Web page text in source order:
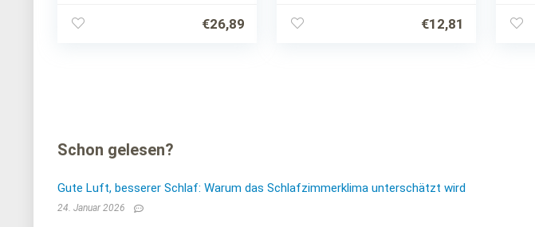
€26,89
€12,81
Schon gelesen?
Gute Luft, besserer Schlaf: Warum das Schlafzimmerklima unterschätzt wird
24. Januar 2026